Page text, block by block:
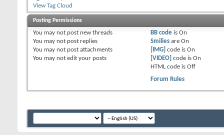
View Tag Cloud
Posting Permissions
You may not post new threads
You may not post replies
You may not post attachments
You may not edit your posts
BB codeis On
Smiliesare On
[IMG] code is On
[VIDEO] code is On
HTML code is Off
Forum Rules